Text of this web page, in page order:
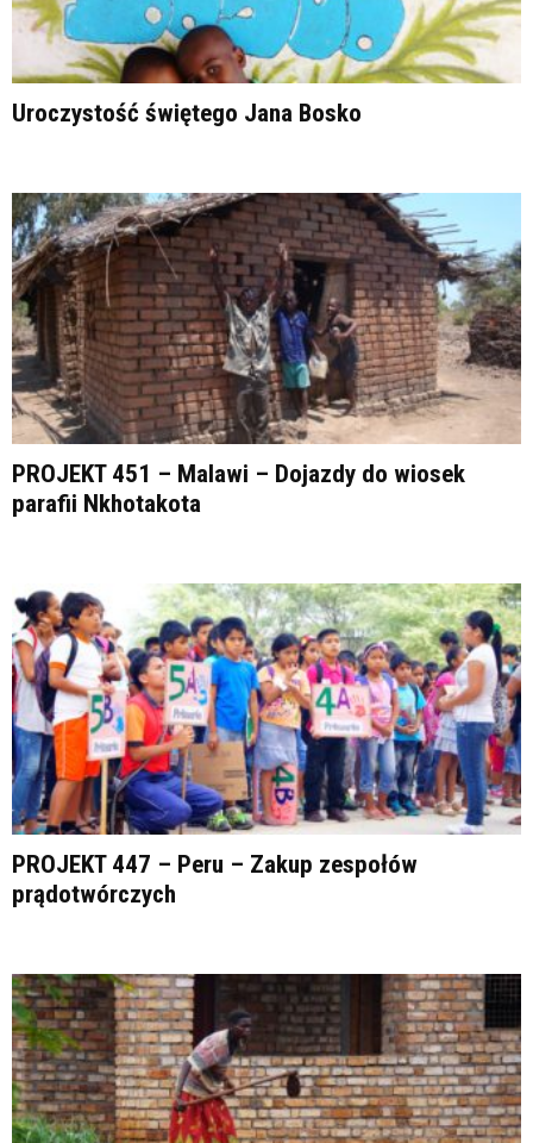
Uroczystość świętego Jana Bosko
PROJEKT 451 – Malawi – Dojazdy do wiosek
parafii Nkhotakota
PROJEKT 447 – Peru – Zakup zespołów
prądotwórczych